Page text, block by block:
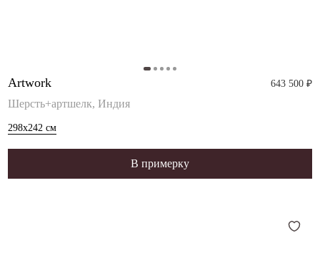
Artwork 643 500 ₽
Шерсть+артшелк, Индия
298x242 см
В примерку